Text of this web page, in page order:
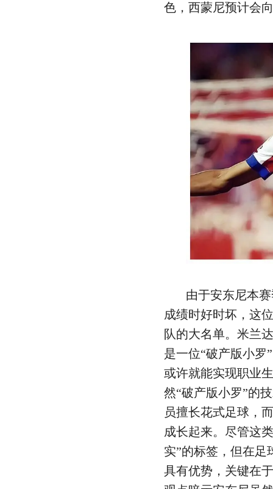
色，西蒙尼预计会
由于安东尼本
成绩时好时坏，这
队的大名单。米兰
是一位“破产版小罗
或许就能实现职业
然“破产版小罗”的
员擅长花式足球，
成长起来。尽管这
实”的标签，但在足
具有优势，关键在